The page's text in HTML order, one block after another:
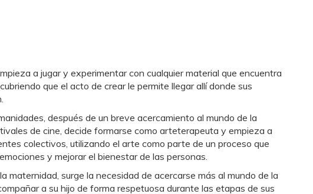
a jugar y experimentar con cualquier material que encuentra
que el acto de crear le permite llegar allí donde sus
después de un breve acercamiento al mundo de la
de cine, decide formarse como arteterapeuta y empieza a
colectivos, utilizando el arte como parte de un proceso que
y mejorar el bienestar de las personas.
maternidad, surge la necesidad de acercarse más al mundo de la
a su hijo de forma respetuosa durante las etapas de sus